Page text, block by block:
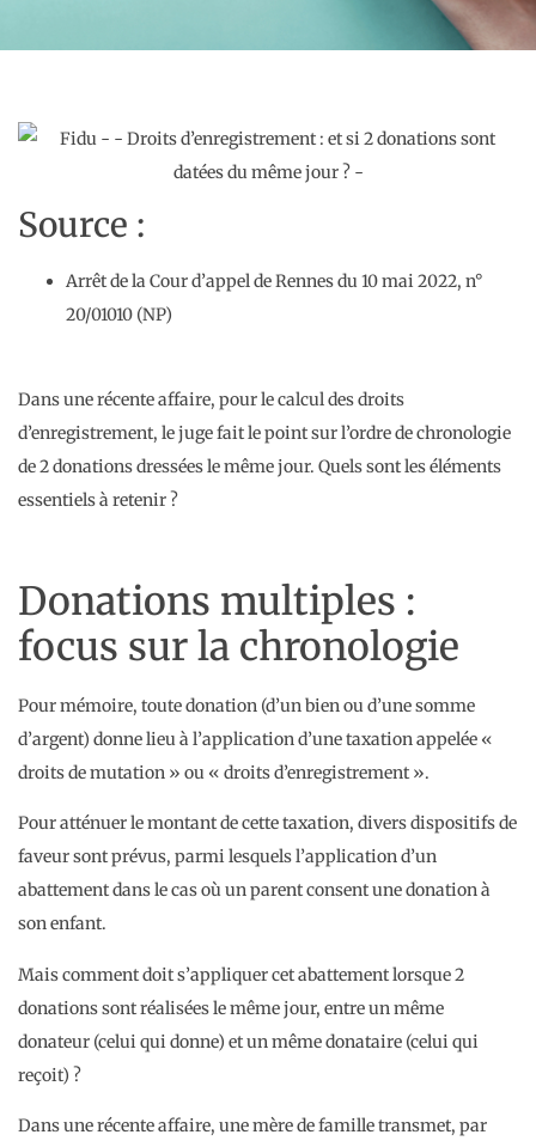
Source :
Arrêt de la Cour d’appel de Rennes du 10 mai 2022, n°
20/01010 (NP)
Dans une récente affaire, pour le calcul des droits
d’enregistrement, le juge fait le point sur l’ordre de chronologie
de 2 donations dressées le même jour. Quels sont les éléments
essentiels à retenir ?
Donations multiples :
focus sur la chronologie
Pour mémoire, toute donation (d’un bien ou d’une somme
d’argent) donne lieu à l’application d’une taxation appelée «
droits de mutation » ou « droits d’enregistrement ».
Pour atténuer le montant de cette taxation, divers dispositifs de
faveur sont prévus, parmi lesquels l’application d’un
abattement dans le cas où un parent consent une donation à
son enfant.
Mais comment doit s’appliquer cet abattement lorsque 2
donations sont réalisées le même jour, entre un même
donateur (celui qui donne) et un même donataire (celui qui
reçoit) ?
Dans une récente affaire, une mère de famille transmet, par